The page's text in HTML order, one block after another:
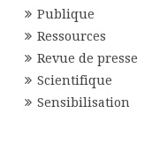
Publique
Ressources
Revue de presse
Scientifique
Sensibilisation